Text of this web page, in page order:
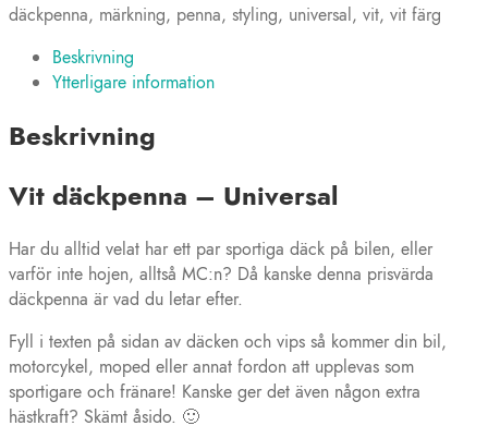
Universal
däckpenna, märkning, penna, styling, universal, vit, vit färg
Beskrivning
Ytterligare information
Beskrivning
Vit däckpenna – Universal
Har du alltid velat har ett par sportiga däck på bilen, eller
varför inte hojen, alltså MC:n? Då kanske denna prisvärda
däckpenna är vad du letar efter.
Fyll i texten på sidan av däcken och vips så kommer din bil,
motorcykel, moped eller annat fordon att upplevas som
sportigare och fränare! Kanske ger det även någon extra
hästkraft? Skämt åsido. 🙂